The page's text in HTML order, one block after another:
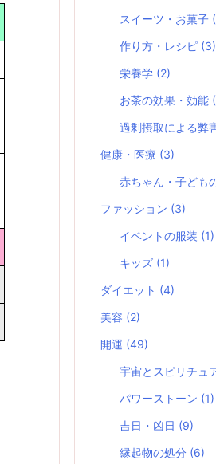
スイーツ・お菓子
作り方・レシピ (3)
栄養学 (2)
お茶の効果・効能
過剰摂取による弊
健康・医療 (3)
赤ちゃん・子ども
ファッション (3)
イベントの服装 (1)
キッズ (1)
ダイエット (4)
美容 (2)
開運 (49)
宇宙とスピリチュ
パワーストーン (1)
吉日・凶日 (9)
縁起物の処分 (6)